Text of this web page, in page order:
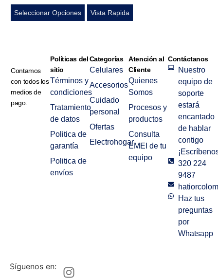
Seleccionar Opciones Vista Rapida
Contamos
con todos los
medios de
pago:
Políticas del
sitio
Términos y
condiciones
Tratamiento
de datos
Politica de
garantía
Politica de
envíos
Categorías
Celulares
Accesorios
Cuidado
personal
Ofertas
Electrohogar
Atención al
Cliente
Quienes
Somos
Procesos y
productos
Consulta
EMEI de tu
equipo
Contáctanos
Nuestro
equipo de
soporte
estará
encantado
de hablar
contigo
320 224
9487
Haz tus
preguntas
por
Whatsapp
Síguenos en: